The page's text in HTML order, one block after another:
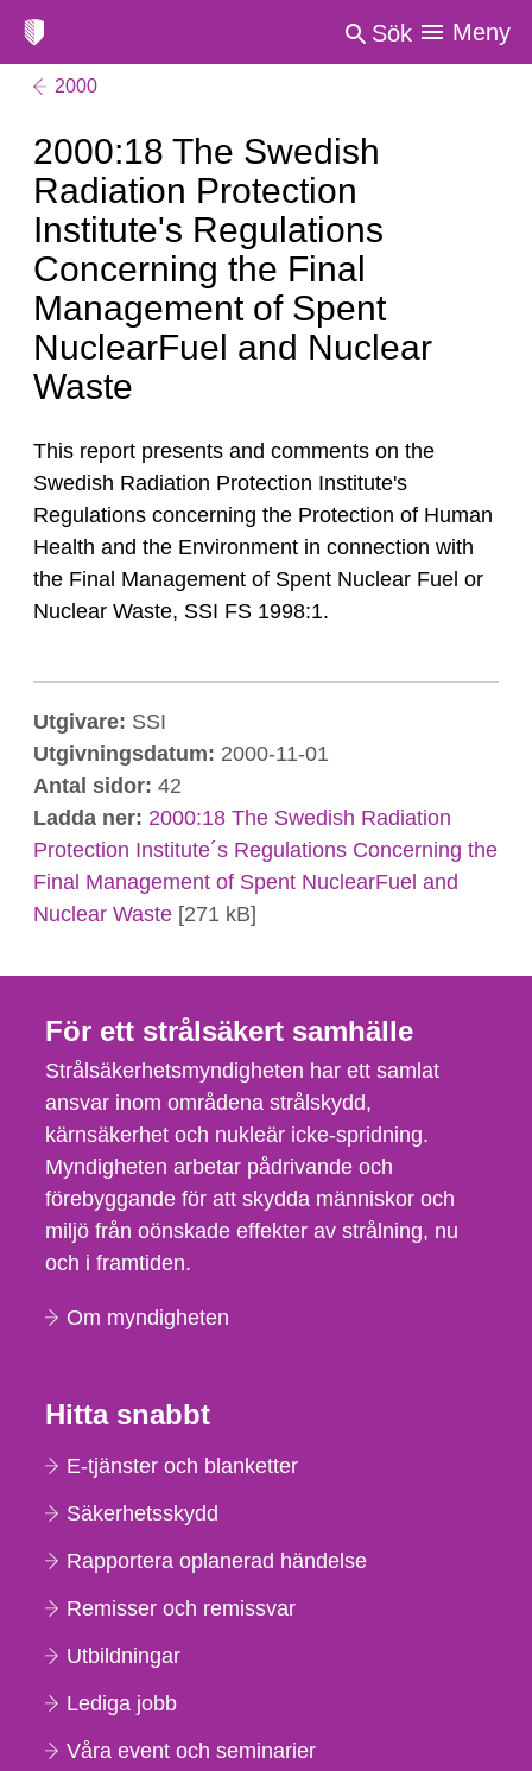
Sök Meny
2000
2000:18 The Swedish
Radiation Protection
Institute's Regulations
Concerning the Final
Management of Spent
NuclearFuel and Nuclear
Waste
This report presents and comments on the
Swedish Radiation Protection Institute's
Regulations concerning the Protection of Human
Health and the Environment in connection with
the Final Management of Spent Nuclear Fuel or
Nuclear Waste, SSI FS 1998:1.
Utgivare: SSI
Utgivningsdatum: 2000-11-01
Antal sidor: 42
Ladda ner: 2000:18 The Swedish Radiation
Protection Institute´s Regulations Concerning the
Final Management of Spent NuclearFuel and
Nuclear Waste [271 kB]
För ett strålsäkert samhälle
Strålsäkerhetsmyndigheten har ett samlat
ansvar inom områdena strålskydd,
kärnsäkerhet och nukleär icke-spridning.
Myndigheten arbetar pådrivande och
förebyggande för att skydda människor och
miljö från oönskade effekter av strålning, nu
och i framtiden.
Om myndigheten
Hitta snabbt
E-tjänster och blanketter
Säkerhetsskydd
Rapportera oplanerad händelse
Remisser och remissvar
Utbildningar
Lediga jobb
Våra event och seminarier